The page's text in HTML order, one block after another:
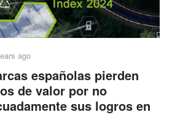
ago
españolas pierden
de valor por no
sus logros en